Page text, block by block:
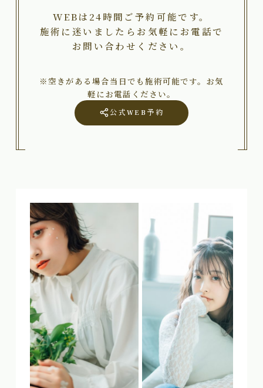
WEBは24時間ご予約可能です。
施術に迷いましたらお気軽にお電話で
お問い合わせください。
※空きがある場合当日でも施術可能です。お気
軽にお電話ください。
公式WEB予約